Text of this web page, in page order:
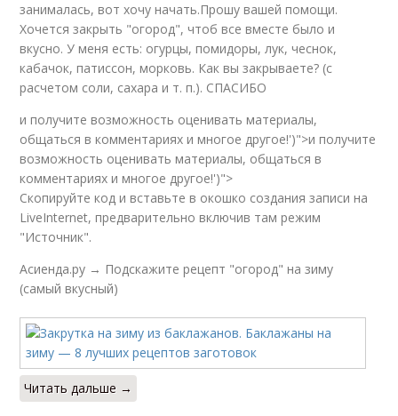
занималась, вот хочу начать.Прошу вашей помощи.
Хочется закрыть "огород", чтоб все вместе было и
вкусно. У меня есть: огурцы, помидоры, лук, чеснок,
кабачок, патиссон, морковь. Как вы закрываете? (с
расчетом соли, сахара и т. п.). СПАСИБО
и получите возможность оценивать материалы,
общаться в комментариях и многое другое!')">и получите
возможность оценивать материалы, общаться в
комментариях и многое другое!')">
Скопируйте код и вставьте в окошко создания записи на
LiveInternet, предварительно включив там режим
"Источник".
Асиенда.ру → Подскажите рецепт "огород" на зиму
(самый вкусный)
Читать дальше →